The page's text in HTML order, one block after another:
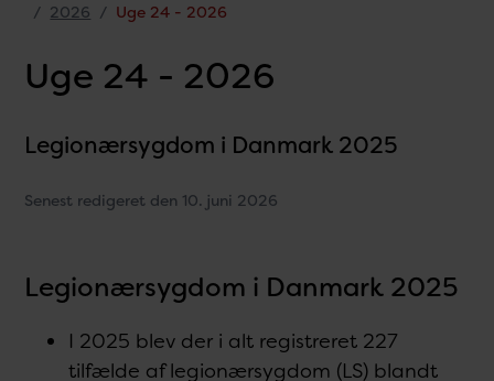
2026
Uge 24 - 2026
Uge 24 - 2026
Legionærsygdom i Danmark 2025
Senest redigeret den 10. juni 2026
Legionærsygdom i Danmark 2025
I 2025 blev der i alt registreret 227
tilfælde af legionærsygdom (LS) blandt